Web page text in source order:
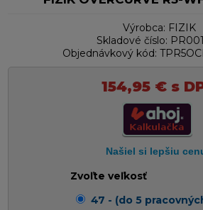
Výrobca: FIZIK
Skladové číslo:
Objednávkový kód:
154,95 €s
Zvoľte veľkosť
47 - (do 5